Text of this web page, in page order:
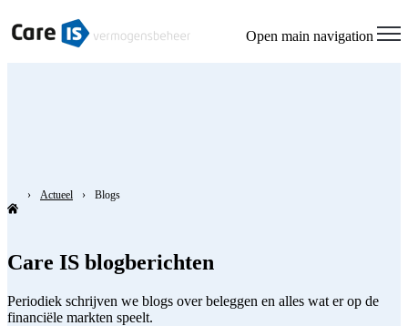
Open main navigation
Actueel Blogs
Care IS blogberichten
Periodiek schrijven we blogs over beleggen en alles wat er op de
financiële markten speelt.